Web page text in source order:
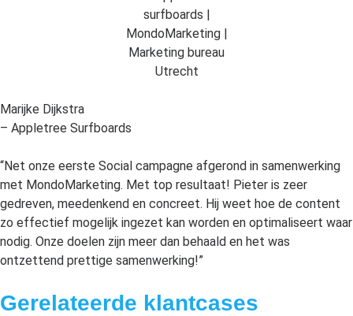
Marijke Dijkstra
– Appletree Surfboards
“Net onze eerste Social campagne afgerond in samenwerking
met MondoMarketing. Met top resultaat! Pieter is zeer
gedreven, meedenkend en concreet. Hij weet hoe de content
zo effectief mogelijk ingezet kan worden en optimaliseert waar
nodig. Onze doelen zijn meer dan behaald en het was
ontzettend prettige samenwerking!”
Gerelateerde klantcases